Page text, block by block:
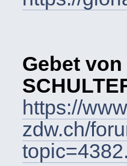
Gebet
https://
zdw.ch/